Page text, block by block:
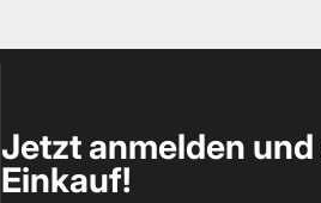
Jetzt anmelden
Einkauf!